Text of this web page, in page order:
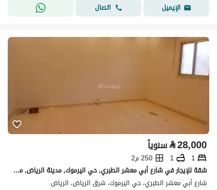
الإيميل
اتصال
⃁28,000 سنوياً
1
1
250 م2
شقة للإيجار في شارع أبي معشر الطبري, حي اليرموك, مدينة الرياض, منطقة الرياض
شارع أبي معشر الطبري، حي اليرموك، شرق الرياض، الرياض